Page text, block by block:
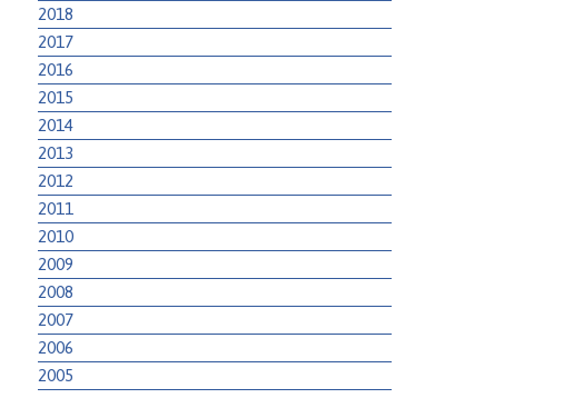
2018
2017
2016
2015
2014
2013
2012
2011
2010
2009
2008
2007
2006
2005